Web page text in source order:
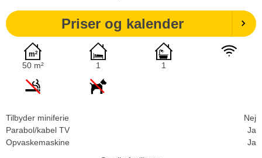
Priser og kalender
50 m² 1 1
Tilbyder miniferie
Nej
Parabol/kabel TV
Ja
Opvaskemaskine
Ja